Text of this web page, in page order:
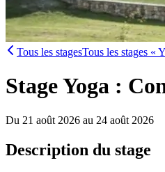
Tous les stagesTous les stages «
Stage Yoga :
Du 21 août 2026 au 24 août 2026
Description du stage